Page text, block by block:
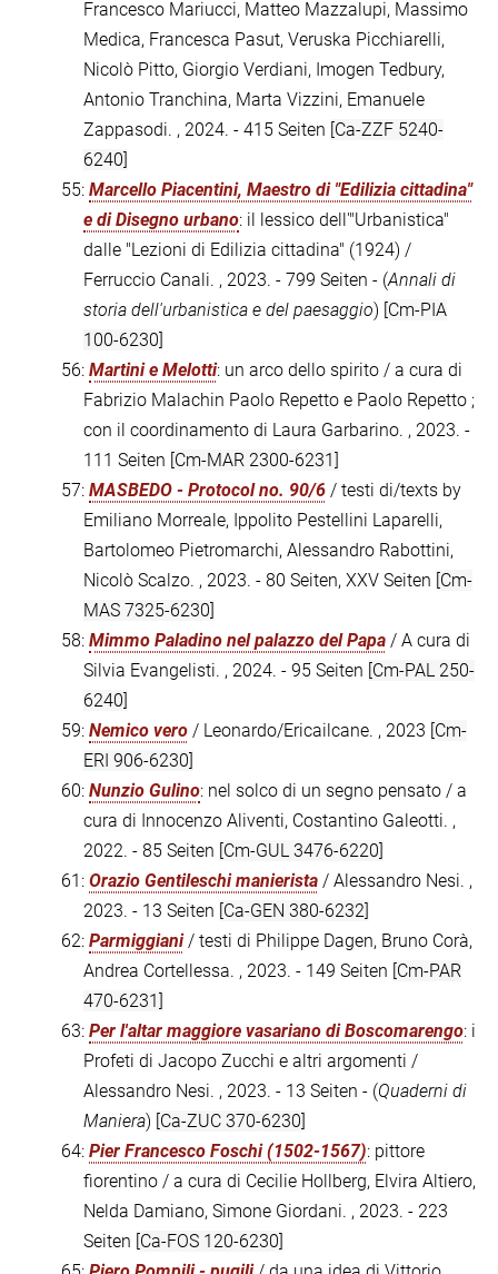
Francesco Mariucci, Matteo Mazzalupi, Massimo
Medica, Francesca Pasut, Veruska Picchiarelli,
Nicolò Pitto, Giorgio Verdiani, Imogen Tedbury,
Antonio Tranchina, Marta Vizzini, Emanuele
Zappasodi. , 2024. - 415 Seiten [Ca-ZZF 5240-
6240]
55: Marcello Piacentini, Maestro di "Edilizia cittadina"
e di Disegno urbano: il lessico dell'"Urbanistica"
dalle "Lezioni di Edilizia cittadina" (1924) /
Ferruccio Canali. , 2023. - 799 Seiten - (Annali di
storia dell'urbanistica e del paesaggio) [Cm-PIA
100-6230]
56: Martini e Melotti: un arco dello spirito / a cura di
Fabrizio Malachin Paolo Repetto e Paolo Repetto ;
con il coordinamento di Laura Garbarino. , 2023. -
111 Seiten [Cm-MAR 2300-6231]
57: MASBEDO - Protocol no. 90/6 / testi di/texts by
Emiliano Morreale, Ippolito Pestellini Laparelli,
Bartolomeo Pietromarchi, Alessandro Rabottini,
Nicolò Scalzo. , 2023. - 80 Seiten, XXV Seiten [Cm-
MAS 7325-6230]
58: Mimmo Paladino nel palazzo del Papa / A cura di
Silvia Evangelisti. , 2024. - 95 Seiten [Cm-PAL 250-
6240]
59: Nemico vero / Leonardo/Ericailcane. , 2023 [Cm-
ERI 906-6230]
60: Nunzio Gulino: nel solco di un segno pensato / a
cura di Innocenzo Aliventi, Costantino Galeotti. ,
2022. - 85 Seiten [Cm-GUL 3476-6220]
61: Orazio Gentileschi manierista / Alessandro Nesi. ,
2023. - 13 Seiten [Ca-GEN 380-6232]
62: Parmiggiani/ testi di Philippe Dagen, Bruno Corà,
Andrea Cortellessa. , 2023. - 149 Seiten [Cm-PAR
470-6231]
63: Per l'altar maggiore vasariano di Boscomarengo: i
Profeti di Jacopo Zucchi e altri argomenti /
Alessandro Nesi. , 2023. - 13 Seiten - (Quaderni di
Maniera) [Ca-ZUC 370-6230]
64: Pier Francesco Foschi (1502-1567): pittore
fiorentino / a cura di Cecilie Hollberg, Elvira Altiero,
Nelda Damiano, Simone Giordani. , 2023. - 223
Seiten [Ca-FOS 120-6230]